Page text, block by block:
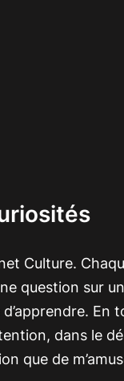
Culture.
question sur
En
dans le
que de